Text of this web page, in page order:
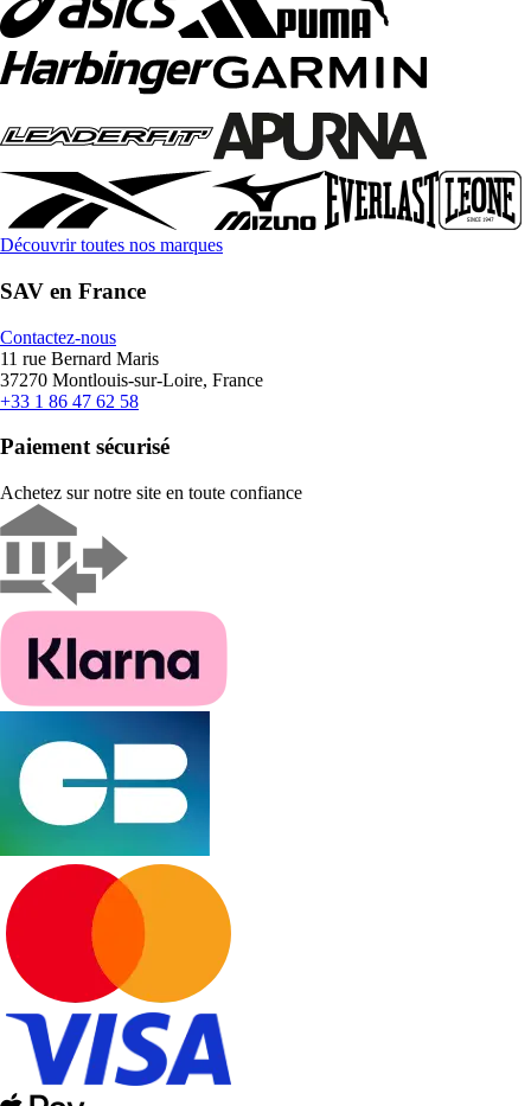
Découvrir toutes nos marques
SAV en France
Contactez-nous
11 rue Bernard Maris
37270 Montlouis-sur-Loire, France
+33 1 86 47 62 58
Paiement sécurisé
Achetez sur notre site en toute confiance